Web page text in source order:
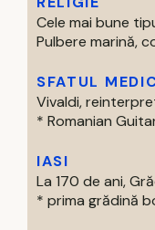
Cele mai bune
Pulbere marină,
SFATUL
Vivaldi,
* Romanian
IASI
La 170 de ani,
* prima grădină